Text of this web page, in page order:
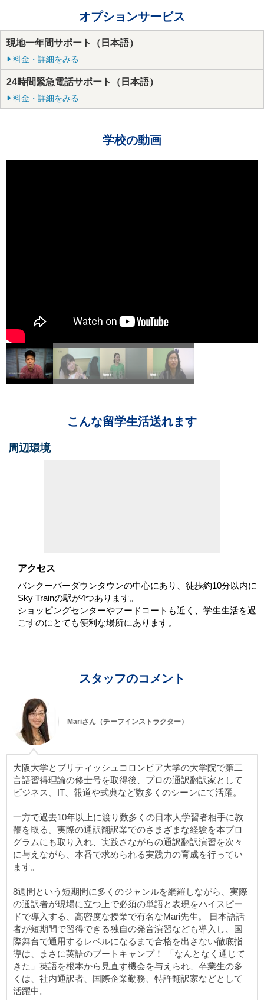
オプションサービス
現地一年間サポート（日本語）
料金・詳細をみる
24時間緊急電話サポート（日本語）
料金・詳細をみる
学校の動画
こんな留学生活送れます
周辺環境
アクセス
バンクーバーダウンタウンの中心にあり、徒歩約10分以内に
Sky Trainの駅が4つあります。
ショッピングセンターやフードコートも近く、学生生活を過
ごすのにとても便利な場所にあります。
スタッフのコメント
Mariさん（チーフインストラクター）
大阪大学とブリティッシュコロンビア大学の大学院で第二
言語習得理論の修士号を取得後、プロの通訳翻訳家として
ビジネス、IT、報道や式典など数多くのシーンにて活躍。
一方で過去10年以上に渡り数多くの日本人学習者相手に教
鞭を取る。実際の通訳翻訳業でのさまざまな経験を本プロ
グラムにも取り入れ、実践さながらの通訳翻訳演習を次々
に与えながら、本番で求められる実践力の育成を行ってい
ます。
8週間という短期間に多くのジャンルを網羅しながら、実際
の通訳者が現場に立つ上で必須の単語と表現をハイスピー
ドで導入する、高密度な授業で有名なMari先生。 日本語話
者が短期間で習得できる独自の発音演習なども導入し、国
際舞台で通用するレベルになるまで合格を出さない徹底指
導は、まさに英語のブートキャンプ！ 「なんとなく通じて
きた」英語を根本から見直す機会を与えられ、卒業生の多
くは、社内通訳者、国際企業勤務、特許翻訳家などとして
活躍中。